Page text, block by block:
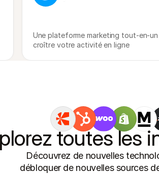
Une plateforme marketing tout-en-
croître votre activité en ligne
toutes les
Découvrez de nouvelles
débloquer de nouvelles sources